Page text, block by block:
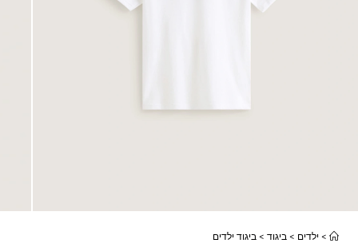
> ילדים > ביגוד > ביגוד ילדים